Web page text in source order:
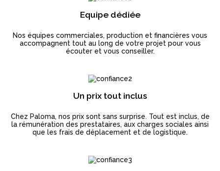
Equipe dédiée
Nos équipes commerciales, production et financières vous
accompagnent tout au long de votre projet pour vous
écouter et vous conseiller.
Un prix tout inclus
Chez Paloma, nos prix sont sans surprise. Tout est inclus, de
la rémunération des prestataires, aux charges sociales ainsi
que les frais de déplacement et de logistique.